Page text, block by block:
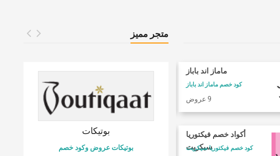
متجر مميز
كود خصم شارع 6
كوبون وكود خصم 6 ستريت
بوتيكات
بوتيكات عروض وكود خصم
ماماز اند باباز
كود خصم ماماز اند باباز
9 عروض
أكواد خصم فيكتوريا
سيكريت
كود خصم فيكتوريا سيكريت
كوبونات فوغا كلوزيت
كود خصم فوغا كلوسيت
كود خصم امريكان ايجل